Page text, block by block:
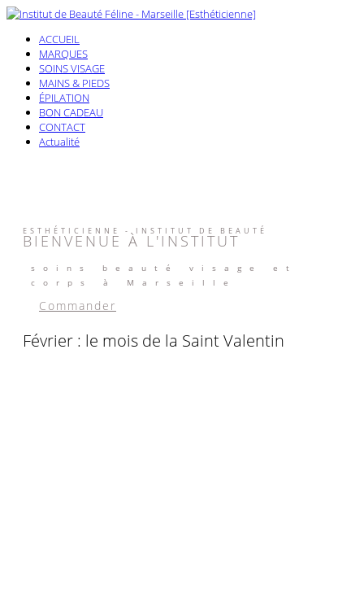
ACCUEIL
MARQUES
SOINS VISAGE
MAINS & PIEDS
ÉPILATION
BON CADEAU
CONTACT
Actualité
ESTHÉTICIENNE - INSTITUT DE BEAUTÉ
BIENVENUE À L'INSTITUT
soins beauté visage et
corps à Marseille
Commander
Février : le mois de la Saint Valentin